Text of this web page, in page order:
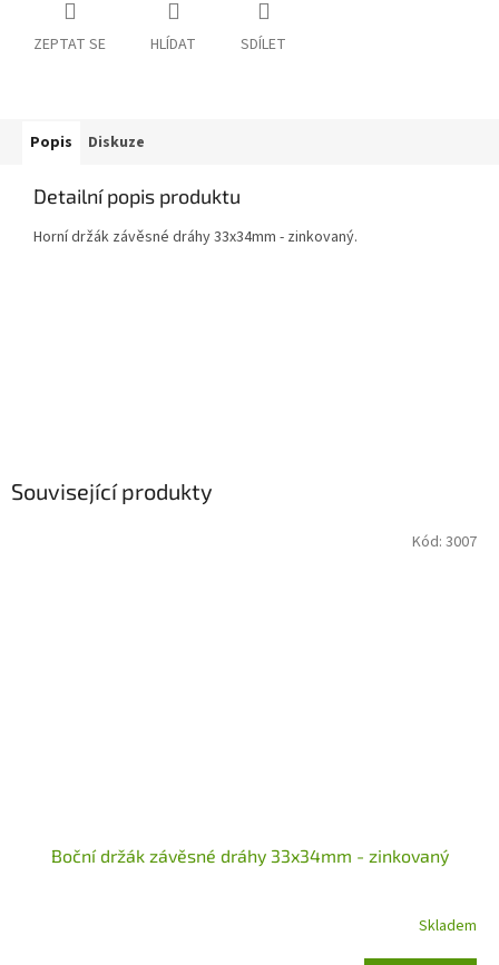
ZEPTAT SE HLÍDAT SDÍLET
Související produkty
Boční držák závěsné dráhy 33x34mm - zinkovaný
Skladem
Kód: 3007
Popis Diskuze
Detailní popis produktu
Horní držák závěsné dráhy 33x34mm - zinkovaný.